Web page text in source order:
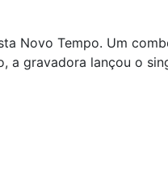
Novo Tempo. Um
gravadora lançou o